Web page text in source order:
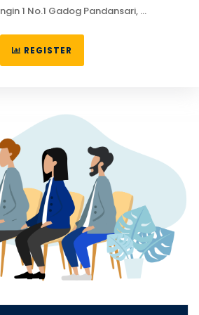
1 No.1 Gadog Pandansari,
: (0251) 7555622 / 755551
Utara 14260
: (+62) 888 0833 8999
Support 1 : +62 811 9114 926
Support 2 : +62 811 9114 916
REGISTER